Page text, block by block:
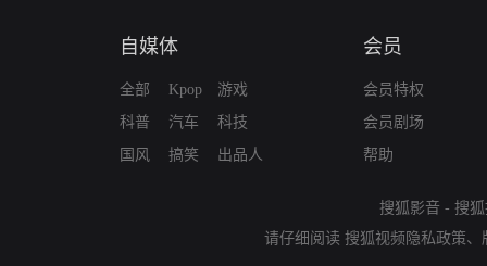
自媒体
全部
科普
国风
Kpop
汽车
搞笑
游戏
科技
出品人
会员
会员特权
会员剧场
帮助
搜狐影音 - 搜
请仔细阅读 搜狐视频隐私政策、